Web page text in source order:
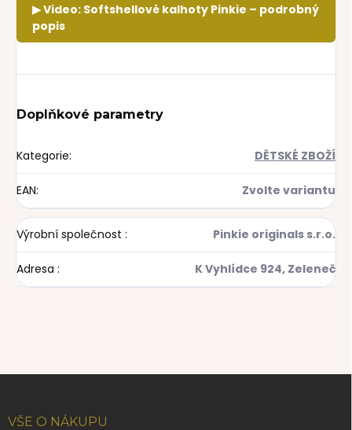
▶ Video: Softshellové kalhoty Pinkie – podrobný
popis
Doplňkové parametry
Kategorie: DĚTSKÉ ZBOŽÍ
EAN: Zvolte variantu
Výrobní společnost : Pinkie originals s.r.o.
Adresa : K Vyhlídce 924, Zeleneč
pVŠE O NÁKUPU